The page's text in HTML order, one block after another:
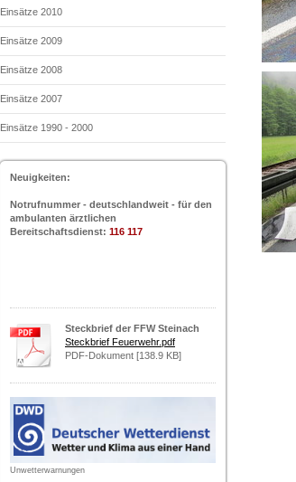
Einsätze 2010
Einsätze 2009
Einsätze 2008
Einsätze 2007
Einsätze 1990 - 2000
Neuigkeiten:
Notrufnummer - deutschlandweit - für den
ambulanten ärztlichen
Bereitschaftsdienst: 116 117
Steckbrief der FFW Steinach
Steckbrief Feuerwehr.pdf
PDF-Dokument [138.9 KB]
Unwetterwarnungen